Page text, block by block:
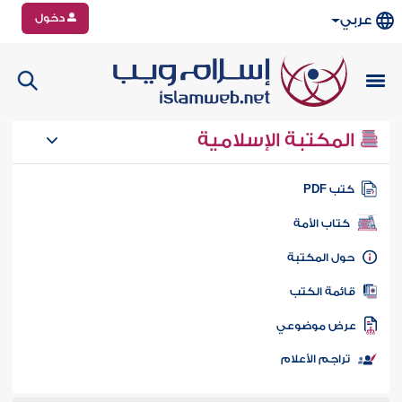
عربي دخول
المكتبة الإسلامية
كتب PDF
كتاب الأمة
المكتبة
الكتب
موضوعي